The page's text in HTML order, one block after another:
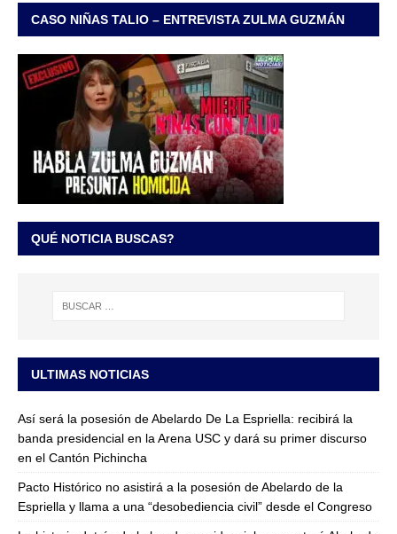
CASO NIÑAS TALIO – ENTREVISTA ZULMA GUZMÁN
QUÉ NOTICIA BUSCAS?
ULTIMAS NOTICIAS
Así será la posesión de Abelardo De La Espriella: recibirá la
banda presidencial en la Arena USC y dará su primer discurso
en el Cantón Pichincha
Pacto Histórico no asistirá a la posesión de Abelardo de la
Espriella y llama a una “desobediencia civil” desde el Congreso